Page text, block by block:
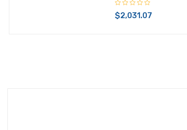
POLIZA DE GARANTIAS COMPUTO GHIA 1
$2,031.07